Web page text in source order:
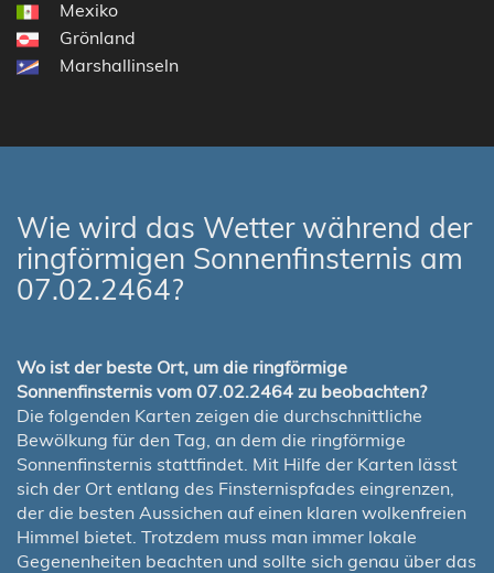
Mexiko
Grönland
Marshallinseln
Wie wird das Wetter während der
ringförmigen Sonnenfinsternis am
07.02.2464?
Wo ist der beste Ort, um die ringförmige
Sonnenfinsternis vom 07.02.2464 zu beobachten?
Die folgenden Karten zeigen die durchschnittliche
Bewölkung für den Tag, an dem die ringförmige
Sonnenfinsternis stattfindet. Mit Hilfe der Karten lässt
sich der Ort entlang des Finsternispfades eingrenzen,
der die besten Aussichen auf einen klaren wolkenfreien
Himmel bietet. Trotzdem muss man immer lokale
Gegenenheiten beachten und sollte sich genau über das